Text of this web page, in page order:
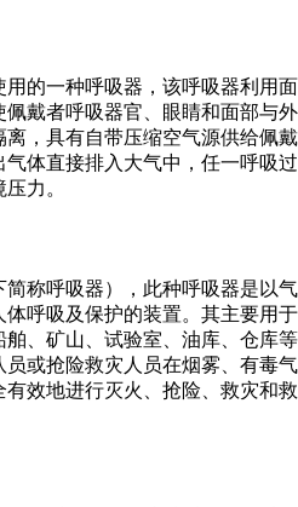
的一种呼吸器，该呼吸器利用面
戴者呼吸器官、眼睛和面部与外
，具有自带压缩空气源供给佩戴
体直接排入大气中，任一呼吸过
力。
称呼吸器），此种呼吸器是以气
呼吸及保护的装置。其主要用于
、矿山、试验室、油库、仓库等
或抢险救灾人员在烟雾、有毒气
效地进行灭火、抢险、救灾和救